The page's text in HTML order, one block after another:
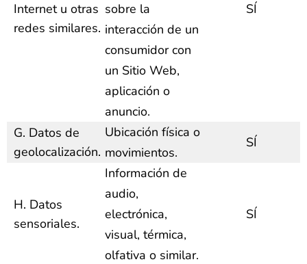
Internet u otras
redes similares.
sobre la
interacción de un
consumidor con
un Sitio Web,
aplicación o
anuncio.
SÍ
G. Datos de
geolocalización.
Ubicación física o
movimientos.
SÍ
H. Datos
sensoriales.
Información de
audio,
electrónica,
visual, térmica,
olfativa o similar.
SÍ